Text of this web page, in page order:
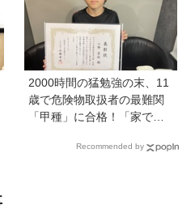
2000時間の猛勉強の末、11
歳で危険物取扱者の最難関
「甲種」に合格！「家で両
もやらなきゃと思った」
Recommended by